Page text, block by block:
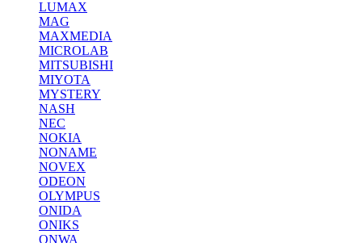
LUMAX
MAG
MAXMEDIA
MICROLAB
MITSUBISHI
MIYOTA
MYSTERY
NASH
NEC
NOKIA
NONAME
NOVEX
ODEON
OLYMPUS
ONIDA
ONIKS
ONWA